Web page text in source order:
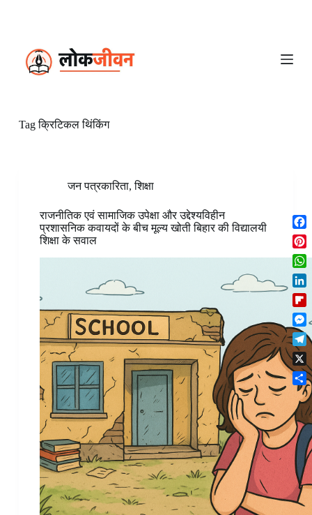
Tagक्रिटिकल थिंकिंग
जन पत्रकारिता,शिक्षा
राजनीतिक एवं सामाजिक उपेक्षा और उद्देश्यविहीन
प्रशासनिक कवायदों के बीच मूल्य खोती बिहार की विद्यालयी
शिक्षा के सवाल
F
a
c
e
b
o
o
k
P
i
n
t
e
r
e
s
t
W
h
a
t
s
A
p
p
L
i
n
k
e
d
I
n
F
l
i
p
b
o
r
d
M
e
s
s
e
n
g
e
r
T
e
l
e
g
r
a
m
X
S
h
a
r
e